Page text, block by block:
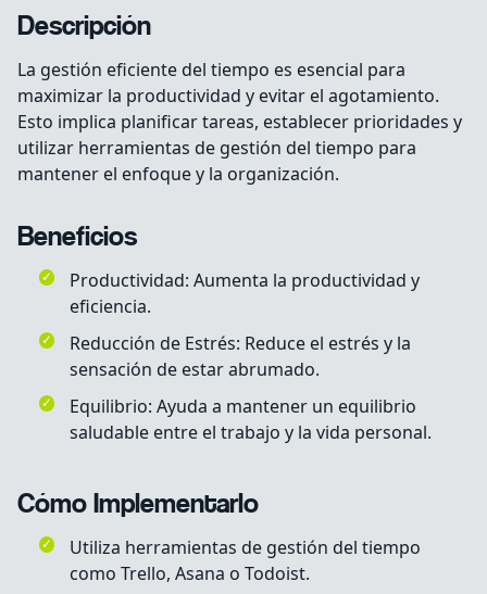
Descripción
La gestión eficiente del tiempo es esencial para
maximizar la productividad y evitar el agotamiento.
Esto implica planificar tareas, establecer prioridades y
utilizar herramientas de gestión del tiempo para
mantener el enfoque y la organización.
Beneficios
Productividad: Aumenta la productividad y
eficiencia.
Reducción de Estrés: Reduce el estrés y la
sensación de estar abrumado.
Equilibrio: Ayuda a mantener un equilibrio
saludable entre el trabajo y la vida personal.
Cómo Implementarlo
Utiliza herramientas de gestión del tiempo
como Trello, Asana o Todoist.